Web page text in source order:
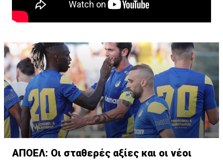
ΑΠΟΕΛ: Οι σταθερές αξίες και οι νέοι